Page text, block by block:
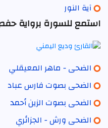
آية النور
استمع للسورة برواية
الضحى - ماهر المعيقلي
الضحى بصوت فارس عباد
الضحى بصوت الزين أحمد
الضحى ورش - الجزائري